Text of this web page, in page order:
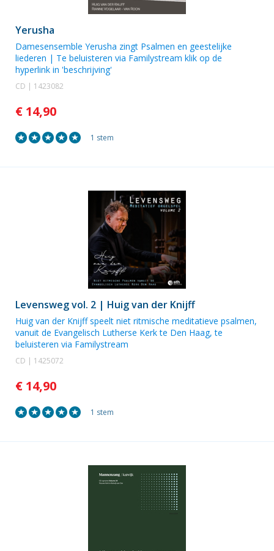
Yerusha
Damesensemble Yerusha zingt Psalmen en geestelijke
liederen | Te beluisteren via Familystream klik op de
hyperlink in 'beschrijving'
CD | 1423082
€ 14,90
1 stem
Levensweg vol. 2 | Huig van der Knijff
Huig van der Knijffspeelt niet ritmische meditatieve psalmen,
vanuit de Evangelisch Lutherse Kerk te Den Haag, te
beluisteren via Familystream
CD | 1425072
€ 14,90
1 stem